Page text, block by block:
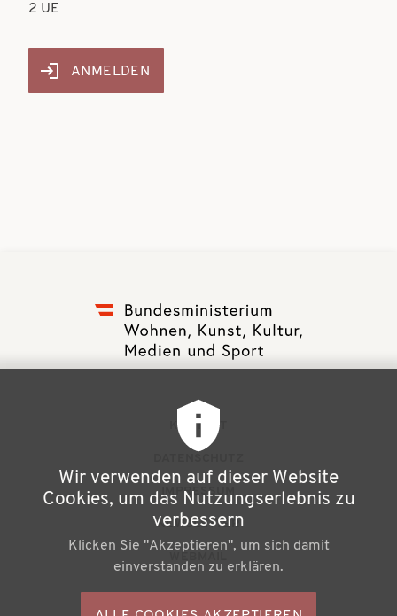
2 UE
ANMELDEN
ß
e
KONTAKT
IMPRESSUM
NEWSLETTER
Wir verwenden auf dieser Website
Cookies, um das Nutzungserlebnis zu
verbessern
Klicken Sie "Akzeptieren", um sich damit
einverstanden zu erklären.